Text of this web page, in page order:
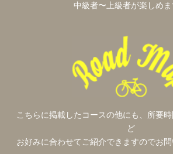
中級者〜上級者が楽しめま
こちらに掲載したコースの他にも、所要
ど
お好みに合わせてご紹介できますのでお問